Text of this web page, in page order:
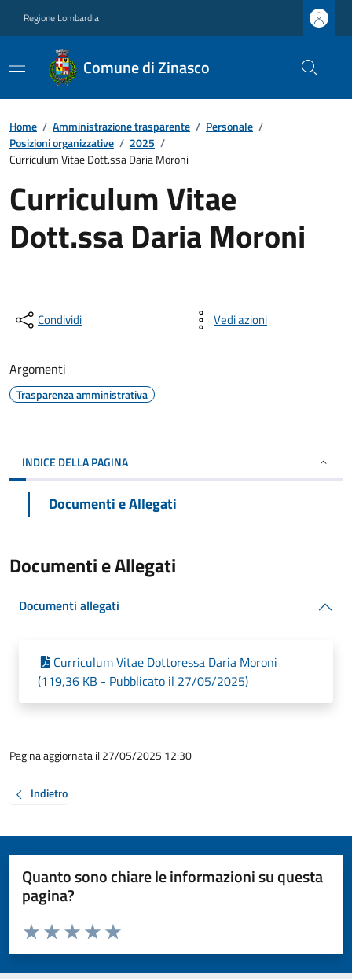
Regione Lombardia
Comune di Zinasco
Home / Amministrazione trasparente / Personale /
Posizioni organizzative / 2025 /
Curriculum Vitae Dott.ssa Daria Moroni
Curriculum Vitae
Dott.ssa Daria Moroni
Condividi Vedi azioni
Argomenti
Trasparenza amministrativa
INDICE DELLA PAGINA
Documenti e Allegati
Documenti e Allegati
Documenti allegati
Curriculum Vitae Dottoressa Daria Moroni
(119,36 KB - Pubblicato il 27/05/2025)
Pagina aggiornata il 27/05/2025 12:30
Indietro
Quanto sono chiare le informazioni su questa
pagina?
Valuta da 1 a 5 stelle la pagina
Valuta 5 stelle su 5
Valuta 4 stelle su 5
Valuta 3 stelle su 5
Valuta 2 stelle su 5
Valuta 1 stelle su 5